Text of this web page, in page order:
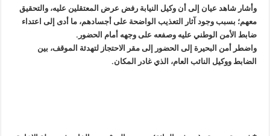
وأشار شاهد عيان إلى أن وكيل النيابة رفض عرض المعتقلين عليه، والتحقيق
معهم؛ بسبب وجود آثار التعذيب الواضحة على أجسادهم، ما أدى إلى اعتداء
ضابط الأمن الوطني عليه وصفعه على وجهه أمام الحضور .
واضطر أمن البحيرة إلى الحضور إلى مقر الاحتجاز لتهدئة الموقف، بين
الضابط ووكيل النائب العام، الذي غادر المكان.